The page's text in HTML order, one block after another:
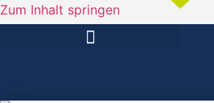
Zum Inhalt springen